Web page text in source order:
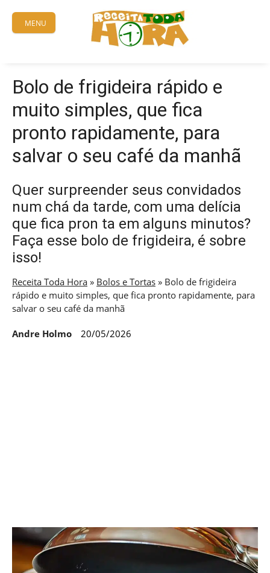
content
MENU
Bolo de frigideira rápido e
muito simples, que fica
pronto rapidamente, para
salvar o seu café da manhã
Quer surpreender seus convidados
num chá da tarde, com uma delícia
que fica pron ta em alguns minutos?
Faça esse bolo de frigideira, é sobre
isso!
Receita Toda Hora » Bolos e Tortas » Bolo de frigideira
rápido e muito simples, que fica pronto rapidamente, para
salvar o seu café da manhã
Andre Holmo 20/05/2026